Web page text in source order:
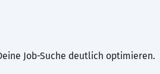
Job-Suche deutlich optimieren.